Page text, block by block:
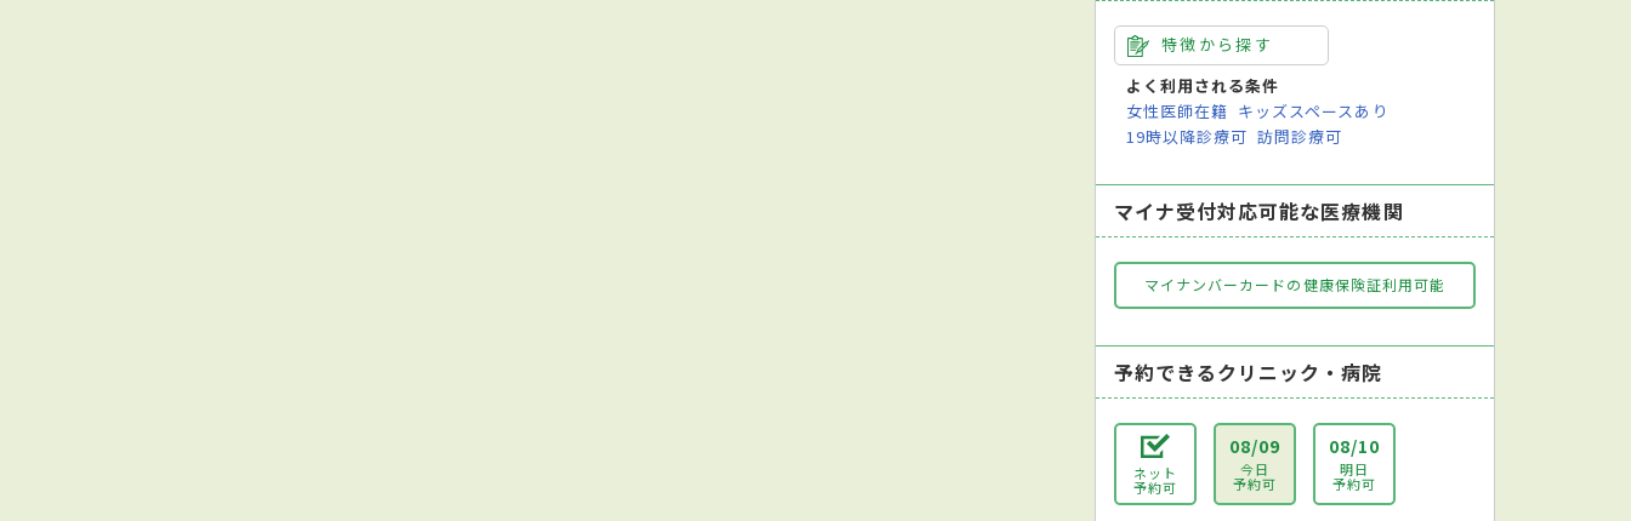
特徴から探す
よく利用される条件
女性医師在籍 キッズスペースあり
19時以降診療可 訪問診療可
マイナ受付対応可能な医療機関
マイナンバーカードの健康保険証利用可能
予約できるクリニック・病院
ネット
予約可
08/09
今日
予約可
08/10
明日
予約可